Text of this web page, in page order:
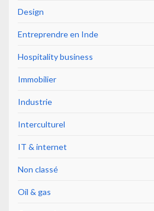
Design
Entreprendre en Inde
Hospitality business
Immobilier
Industrie
Interculturel
IT & internet
Non classé
Oil & gas